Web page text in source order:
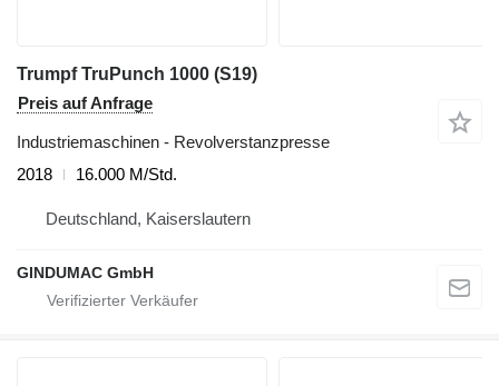
Trumpf TruPunch 1000 (S19)
Preis auf Anfrage
Industriemaschinen - Revolverstanzpresse
2018
16.000 M/Std.
Deutschland, Kaiserslautern
GINDUMAC GmbH